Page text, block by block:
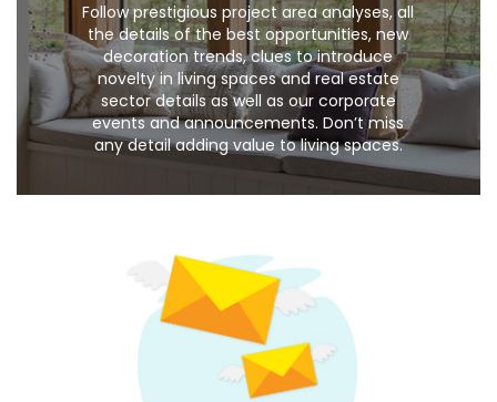
Follow prestigious project area analyses, all
the details of the best opportunities, new
decoration trends, clues to introduce
novelty in living spaces and real estate
sector details as well as our corporate
events and announcements. Don’t miss
any detail adding value to living spaces.